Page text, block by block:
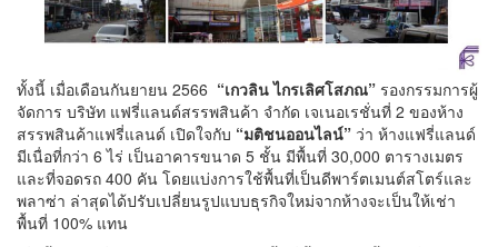
ทั้งนี้ เมื่อเดือนกันยายน 2566 “เกวลิน ไกรเลิศโสภณ” รองกรรมการผู้
จัดการ บริษัท แฟรี่แลนด์สรรพสินค้า จำกัด เจเนอเรชั่นที่ 2 ของห้าง
สรรพสินค้าแฟรี่แลนด์ เปิดใจกับ “มติชนออนไลน์” ว่า ห้างแฟรี่แลนด์
มีเนื่อที่กว่า 6 ไร่ เป็นอาคารขนาด 5 ชั้น มีพื้นที่ 30,000 ตารางเมตร
และที่จอดรถ 400 คัน โดยแบ่งการใช้พื้นที่เป็นดีพาร์ตเมนต์สโตร์และ
พลาซ่า ล่าสุดได้ปรับเปลี่ยนรูปแบบธุรกิจใหม่จากห้างจะเป็นให้เช่า
พื้นที่ 100% แทน